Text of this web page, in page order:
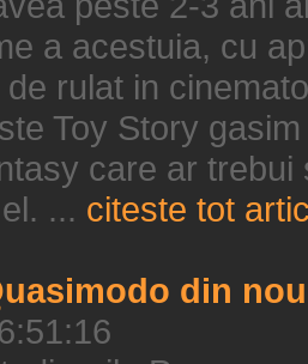
a acestuia, cu
rulat in
Toy Story
care ar
... citeste tot
din